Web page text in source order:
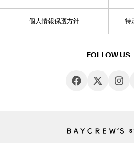
個人情報保護方針 特
FOLLOW US